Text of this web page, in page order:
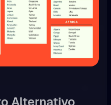
Alternativo